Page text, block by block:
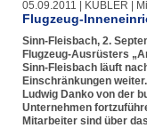
05.09.2011 | KÜBLER |
Flugzeug-
Sinn-Fleisbach, 2.
Flugzeug-Ausrüsters
Sinn-Fleisbach läuft
Einschränkungen
Ludwig Danko von der
Unternehmen
Mitarbeiter sind über